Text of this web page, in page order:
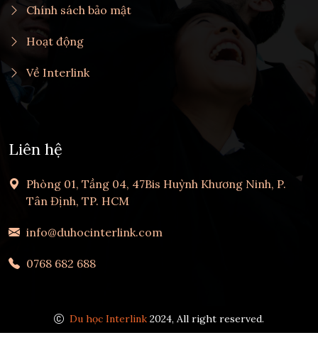
Chính sách bảo mật
Hoạt động
Về Interlink
Liên hệ
Phòng 01, Tầng 04, 47Bis Huỳnh Khương Ninh, P.
Tân Định, TP. HCM
info@duhocinterlink.com
0768 682 688
Du học Interlink 2024, All right reserved.